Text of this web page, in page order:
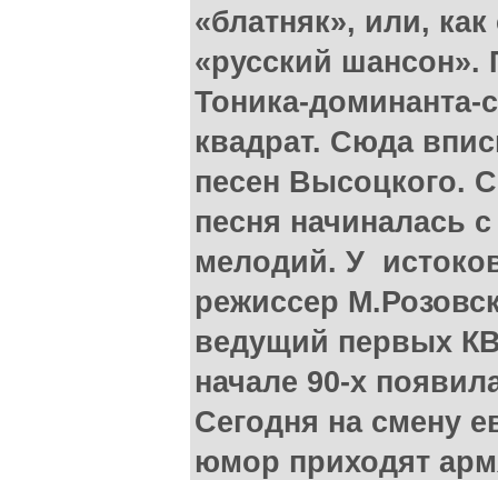
«блатняк», или,
«русский шансон».
Тоника-доминанта-
квадрат. Сюда
песен Высоцкого.
песня начиналась
мелодий. У
режиссер
ведущий первых
начале 90-х
Сегодня на смену
юмор приходят